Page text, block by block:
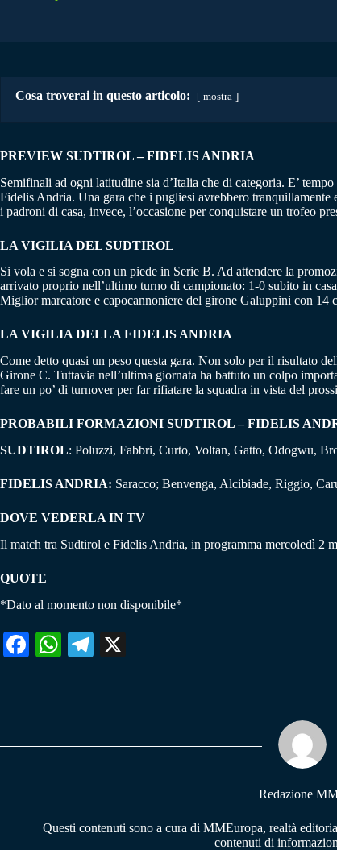
Cosa troverai in questo articolo: mostra
PREVIEW SUDTIROL – FIDELIS ANDRIA
Semifinali ad ogni latitudine sia d’Italia che di categoria. E’
Fidelis Andria. Una gara che i pugliesi avrebbero
i padroni di casa, invece, l’occasione per conquistare un trofeo
LA VIGILIA DEL SUDTIROL
Si vola e si sogna con un piede in Serie B. Ad attendere la
arrivato proprio nell’ultimo turno di campionato: 1-0 subito in
Miglior marcatore e capocannoniere del girone Galuppini con
LA VIGILIA DELLA FIDELIS ANDRIA
Come detto quasi un peso questa gara. Non solo per il risultato
Girone C. Tuttavia nell’ultima giornata ha battuto un colpo
fare un po’ di turnover per far rifiatare la squadra in vista del
PROBABILI FORMAZIONI SUDTIROL – FIDELIS
SUDTIROL: Poluzzi, Fabbri, Curto, Voltan, Gatto, Odogwu,
FIDELIS ANDRIA: Saracco; Benvenga, Alcibiade, Riggio,
DOVE VEDERLA IN TV
Il match tra Sudtirol e Fidelis Andria, in programma mercoledì 2
QUOTE
*Dato al momento non disponibile*
Fa W
pp
Te
m
Redazione
Questi contenuti sono a cura di MMEuropa, realtà
contenuti di